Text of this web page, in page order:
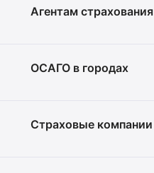
Агентам страхования
ОСАГО в городах
Страховые компании